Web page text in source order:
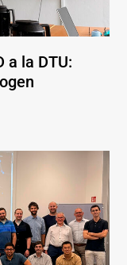
a la DTU: